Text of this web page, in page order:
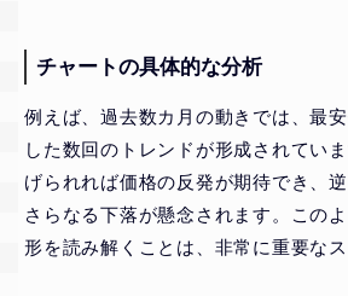
チャートの具体的な分析
例えば、過去数カ月の動きでは、最
した数回のトレンドが形成されてい
げられれば価格の反発が期待でき、
さらなる下落が懸念されます。この
形を読み解くことは、非常に重要なス